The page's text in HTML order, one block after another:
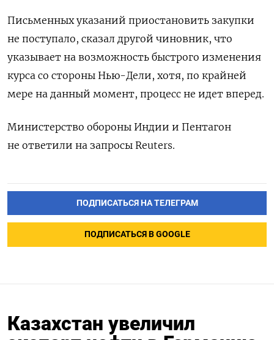
Письменных указаний приостановить закупки
не поступало, сказал другой чиновник, что
указывает на возможность быстрого изменения
курса со стороны Нью-Дели, хотя, по крайней
мере на данный момент, процесс не идет вперед.
Министерство обороны Индии и Пентагон
не ответили на запросы Reuters.
ПОДПИСАТЬСЯ НА ТЕЛЕГРАМ
ПОДПИСАТЬСЯ В GOOGLE
Казахстан увеличил